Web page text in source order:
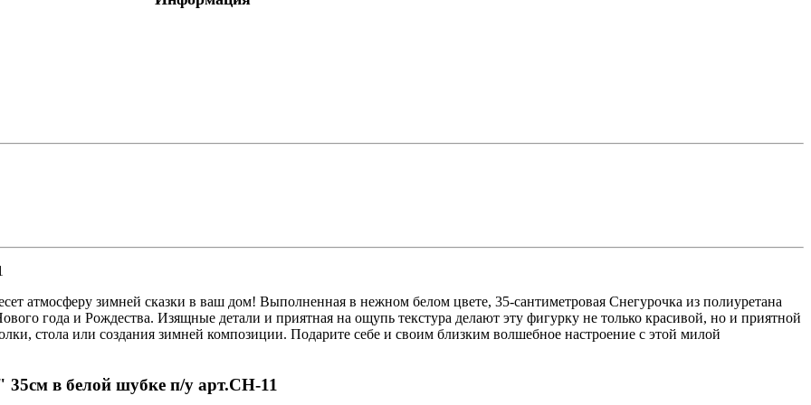
животные
атмосферу зимней сказки в ваш дом! Выполненная в нежном белом цвете, 35-сантиметровая Снегурочка из полиуретана
года и Рождества. Изящные детали и приятная на ощупь текстура делают эту фигурку не только красивой, но и приятной
стола или создания зимней композиции. Подарите себе и своим близким волшебное настроение с этой милой
в белой шубке п/у арт.СН-11